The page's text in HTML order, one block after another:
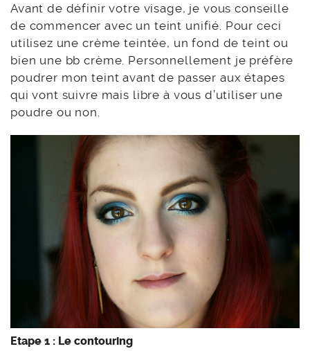
Avant de définir votre visage, je vous conseille
de commencer avec un teint unifié. Pour ceci
utilisez une crème teintée, un fond de teint ou
bien une bb crème. Personnellement je préfère
poudrer mon teint avant de passer aux étapes
qui vont suivre mais libre à vous d’utiliser une
poudre ou non.
Etape 1 : Le contouring